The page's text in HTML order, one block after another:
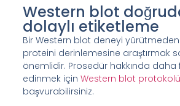
Western blot
dolaylı etiketleme
Bir Western blot deneyi
proteini derinlemesine araştırmak
önemlidir. Prosedür hakkında daha
edinmek için Western blot
başvurabilirsiniz.